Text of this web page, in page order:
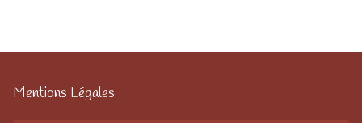
Mentions Légales